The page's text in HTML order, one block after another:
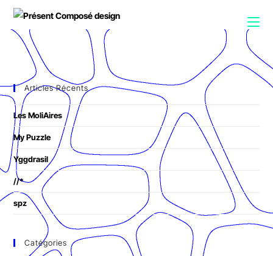
Articles Récents
Les MoliAires
My Puzzle
Yggdrasil
//*
spz
Catégories